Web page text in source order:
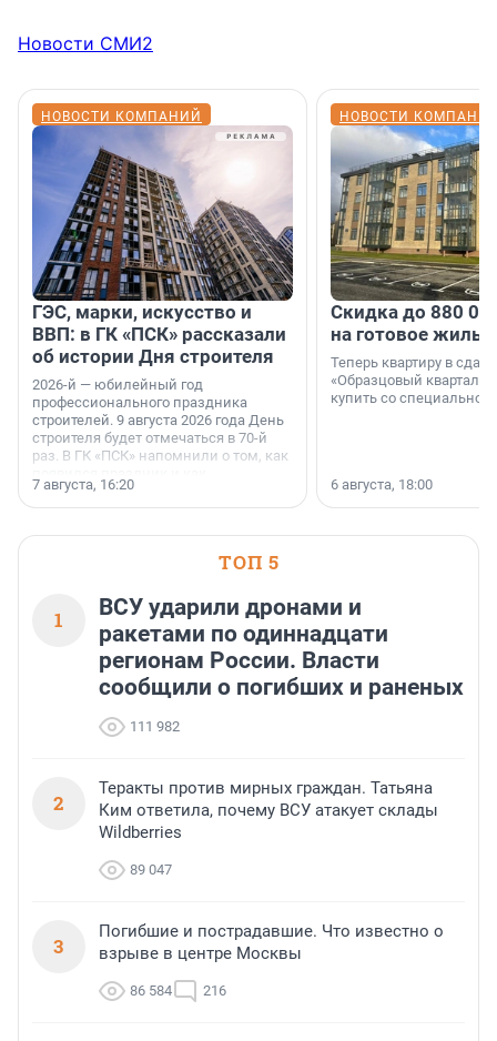
Новости СМИ2
НОВОСТИ КОМПАНИЙ
ГЭС, марки, искусство и
ВВП: в ГК «ПСК» рассказали
об истории Дня строителя
2026-й — юбилейный год
профессионального праздника
строителей. 9 августа 2026 года День
строителя будет отмечаться в 70-й
раз. В ГК «ПСК» напомнили о том, как
поменялась роль строительства.
7 августа, 16:20
НОВОСТИ
Скидка до 880
на готовое
Теперь квартиру в
«Образцовый квартал
купить со специальной
6 августа, 18:00
ТОП 5
1
ВСУ ударили дронами и
ракетами по одиннадцати
регионам России. Власти
сообщили о погибших и раненых
111 982
2
Теракты против мирных граждан. Татьяна
Ким ответила, почему ВСУ атакует склады
Wildberries
89 047
3
Погибшие и пострадавшие. Что известно о
взрыве в центре Москвы
86 584 216